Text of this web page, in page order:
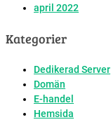
april 2022
Kategorier
Dedikerad Server
Domän
E-handel
Hemsida